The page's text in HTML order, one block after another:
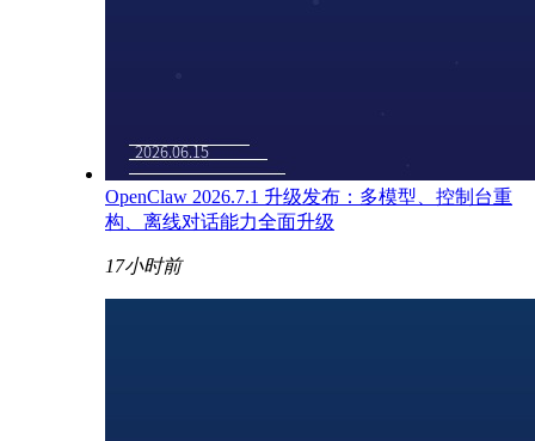
OpenClaw 2026.7.1 升级发布：多模型、控制台重
构、离线对话能力全面升级
17小时前